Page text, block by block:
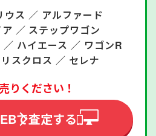
ウス ／ アルファード
／ ステップワゴン
／ ハイエース ／ ワゴンR
スクロス ／ セレナ
りください！
で査定する